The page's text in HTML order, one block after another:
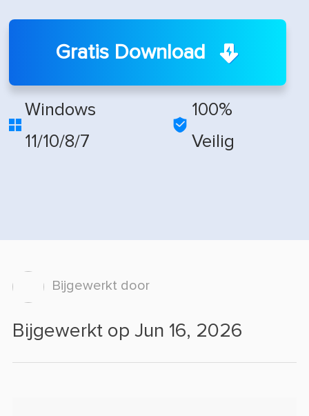
Gratis Download

Windows
11/10/8/7

100%
Veilig
Bijgewerkt door
Bijgewerkt op Jun 16, 2026